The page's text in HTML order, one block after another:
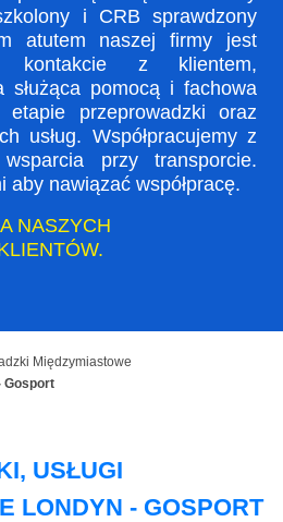
i CRB sprawdzony
atutem naszej firmy jest
kontakcie z klientem,
służąca pomocą i fachowa
przeprowadzki oraz
usług. Współpracujemy z
przy transporcie.
aby nawiązać współpracę.
NASZYCH
Międzymiastowe
Gosport
USŁUGI
LONDYN - GOSPORT